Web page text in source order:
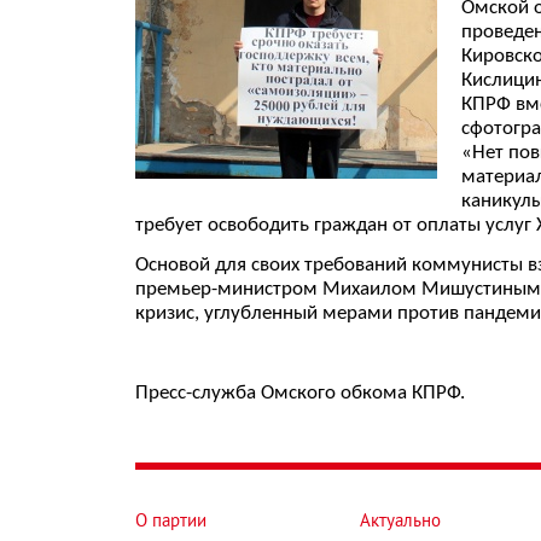
Омской
КПРФ
«Нет
требует освободить граждан от оплаты
Основой для своих требований коммунисты
премьер-министром Михаилом Мишустиным.
кризис, углубленный мерами против
Пресс-служба Омского обкома КПРФ.
О партии Актуально